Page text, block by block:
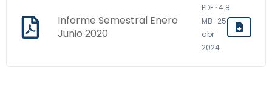
Informe Semestral Enero
Junio 2020
PDF · 4.8
MB · 25
abr
2024